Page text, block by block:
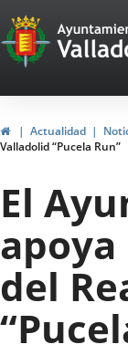
Portal
Web
del
de
HomeActualidad
Valladolid “Pucela Run”
El
del